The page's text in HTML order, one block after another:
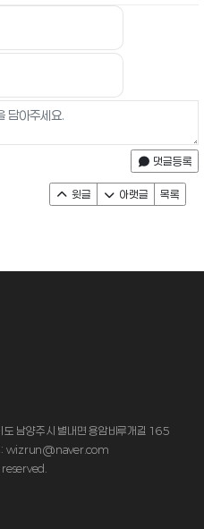
댓글등록
윗글 아랫글 목록
남양주시 별내면 용암비루개길 165
: wizrun@naver.com